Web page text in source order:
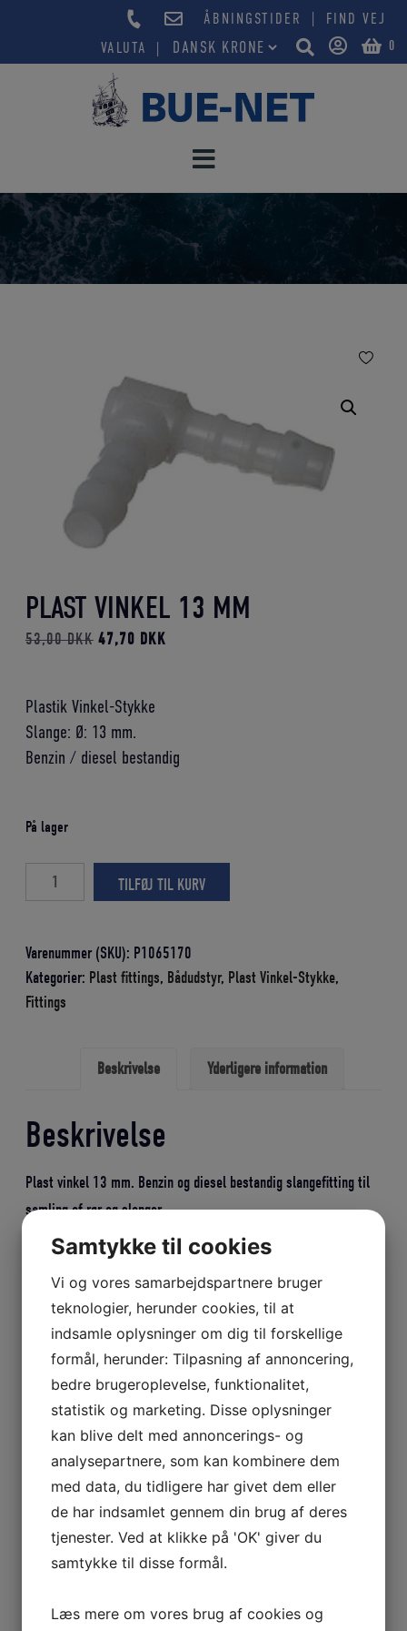
indholdet
ÅBNINGSTIDER |
FIND VEJ
VALUTA
0
PLAST VINKEL 13 MM
53,00DKK Den
53,00 DKK.
47,70 DKKDen
47,70 DKK.
Plastik Vinkel-Stykke
Slange: Ø: 13 mm.
Benzin / diesel bestandig
På lager
PLAST
VINKEL
MM
antal
TILFØJ TIL KURV
Varenummer (SKU): P1065170
Kategorier: Plast fittings, Bådudstyr, Plast Vinkel-Stykke,
Fittings
Beskrivelse Yderligere information
Beskrivelse
Plast vinkel 13 mm. Benzin og diesel bestandig slangefitting til
samling af rør og slanger.
Relaterede varer
DUCKTAPE 50MM X 50M
REGATTA FLYDEDRAGT 953
Samtykke til cookies
Vi og vores samarbejdspartnere bruger
teknologier, herunder cookies, til at
indsamle oplysninger om dig til forskellige
formål, herunder: Tilpasning af annoncering,
bedre brugeroplevelse, funktionalitet,
statistik og marketing. Disse oplysninger
kan blive delt med annoncerings- og
analysepartnere, som kan kombinere dem
med data, du tidligere har givet dem eller
de har indsamlet gennem din brug af deres
tjenester. Ved at klikke på 'OK' giver du
samtykke til disse formål.
Læs mere om vores brug af cookies og